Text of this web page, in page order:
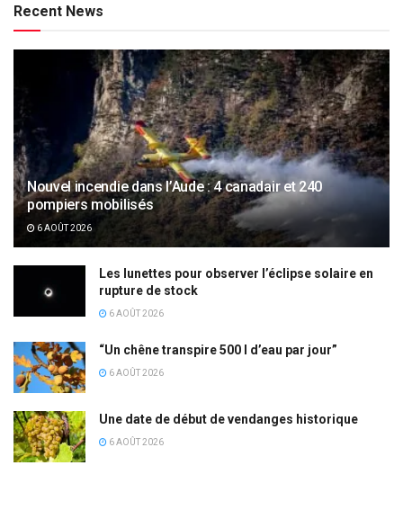
Recent News
Nouvel incendie dans l’Aude : 4 canadair et 240
pompiers mobilisés
6 AOÛT 2026
Les lunettes pour observer l’éclipse solaire en
rupture de stock
6 AOÛT 2026
“Un chêne transpire 500 l d’eau par jour”
6 AOÛT 2026
Une date de début de vendanges historique
6 AOÛT 2026